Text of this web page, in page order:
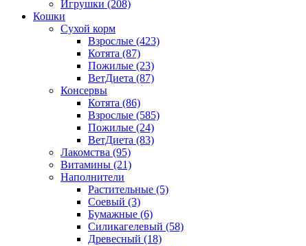
Игрушки (208)
Кошки
Сухой корм
Взрослые (423)
Котята (87)
Пожилые (23)
ВетДиета (87)
Консервы
Котята (86)
Взрослые (585)
Пожилые (24)
ВетДиета (83)
Лакомства (95)
Витамины (21)
Наполнители
Растительные (5)
Соевый (3)
Бумажные (6)
Силикагелевый (58)
Древесный (18)